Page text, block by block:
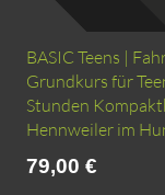
BASIC Teens |
Grundkurs für
Stunden
Hennweiler im
79,00 €